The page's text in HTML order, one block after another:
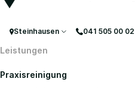
Steinhausen 041 505 00 02
Leistungen
Praxisreinigung